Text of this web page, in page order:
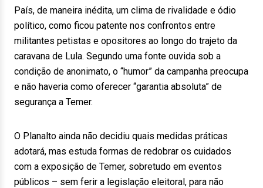
País, de maneira inédita, um clima de rivalidade e ódio
político, como ficou patente nos confrontos entre
militantes petistas e opositores ao longo do trajeto da
caravana de Lula. Segundo uma fonte ouvida sob a
condição de anonimato, o “humor” da campanha preocupa
e não haveria como oferecer “garantia absoluta” de
segurança a Temer.
O Planalto ainda não decidiu quais medidas práticas
adotará, mas estuda formas de redobrar os cuidados
com a exposição de Temer, sobretudo em eventos
públicos – sem ferir a legislação eleitoral, para não